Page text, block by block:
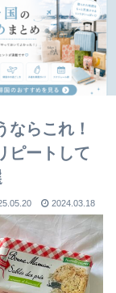
ならこれ！
ピートして
2024.03.18